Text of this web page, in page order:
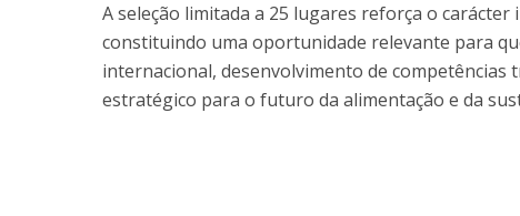
A seleção limitada a 25 lugares reforça o
constituindo uma oportunidade relevante para
internacional, desenvolvimento de
estratégico para o futuro da alimentação e da